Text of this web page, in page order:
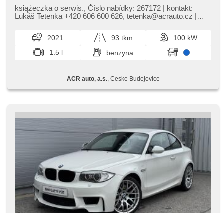
tempomat, immobilizer, centralny zamek, sportowe
podwozie, stabilizacja podwozia (ESP), kierownica
asystent hamulcowy, czujnik ciśnienia opon, tempomat
dotrzymujący odległość, AUX, reflektory LED, światła do
jazdy dziennej, start-stop systém, bluetooth, paměťová
karta, isofix, parkovací senzory přední, parkovací senzory
książeczka o serwis.,​ Číslo nabídky: 267172 | kontakt:
Lukáš Tetenka ​+420 606 600 626,​ tetenka@acrauto.cz |
2021 93 tkm
100 kW
1.5 l
benzyna
ACR auto, a.s., Ceske Budejovice